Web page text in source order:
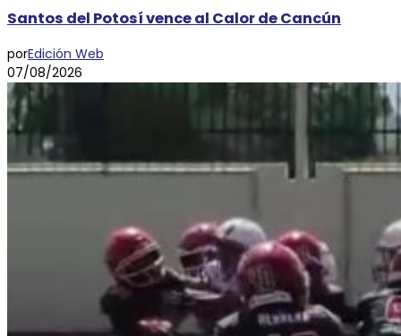
Santos del Potosí vence al Calor de Cancún
porEdición Web
07/08/2026